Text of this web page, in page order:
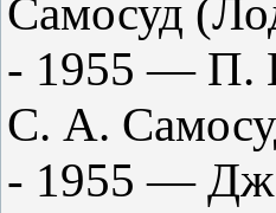
Самосуд
- 1955 — П.
С. А.
- 1955 —